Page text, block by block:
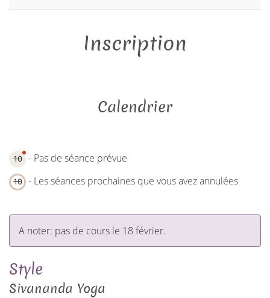
Inscription
Calendrier
10 - Pas de séance prévue
10 - Les séances prochaines que vous avez annulées
A noter: pas de cours le 18 février.
Style
Sivananda Yoga